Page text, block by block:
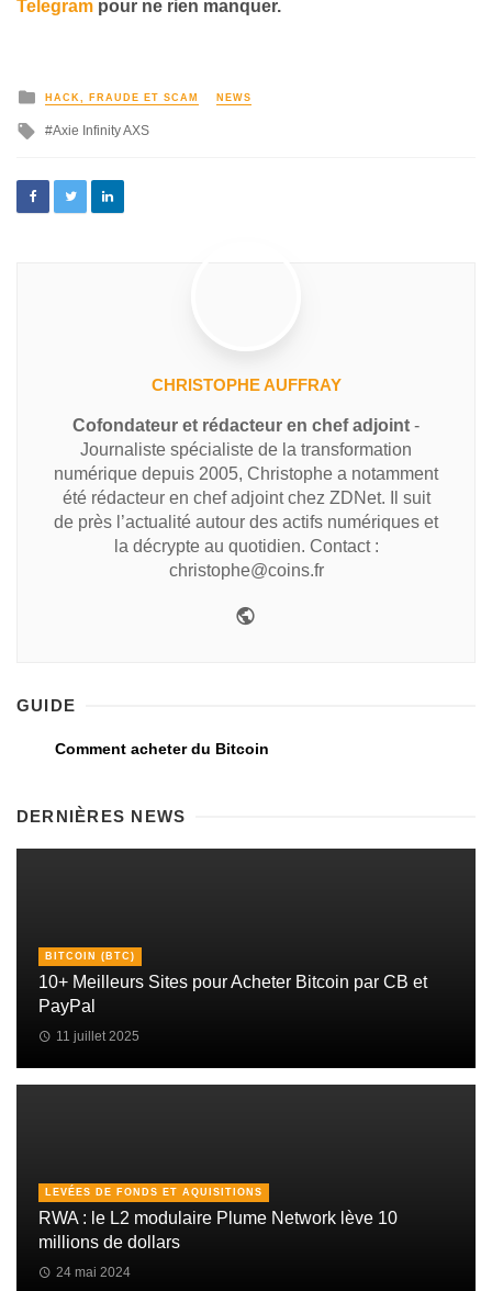
Telegram pour ne rien manquer.
HACK, FRAUDE ET SCAM NEWS
Axie Infinity AXS
CHRISTOPHE AUFFRAY
Cofondateur et rédacteur en chef adjoint -
Journaliste spécialiste de la transformation
numérique depuis 2005, Christophe a notamment
été rédacteur en chef adjoint chez ZDNet. Il suit
de près l’actualité autour des actifs numériques et
la décrypte au quotidien. Contact :
christophe@coins.fr
GUIDE
Comment acheter du Bitcoin
DERNIÈRES NEWS
BITCOIN (BTC)
10+ Meilleurs Sites pour Acheter Bitcoin par CB et
PayPal
11 juillet 2025
LEVÉES DE FONDS ET AQUISITIONS
RWA : le L2 modulaire Plume Network lève 10
millions de dollars
24 mai 2024